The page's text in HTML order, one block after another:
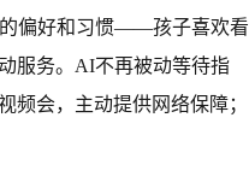
的偏好和习惯——孩子喜欢看
服务。AI不再被动等待指
会，主动提供网络保障；